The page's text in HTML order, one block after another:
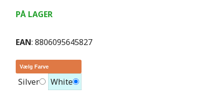
PÅ LAGER
EAN: 8806095645827
Vælg Farve
Silver White